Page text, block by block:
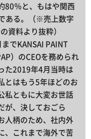
80％と、もはや関西
ある。（※売上数字
資料より抜粋）
でKANSAI PAINT
）のCEOを務められ
た2019年4月当時は
とはもう5年ほどのお
私ともに大変お世話
が、決しておごら
人柄のため、社内外
、これまで海外で苦